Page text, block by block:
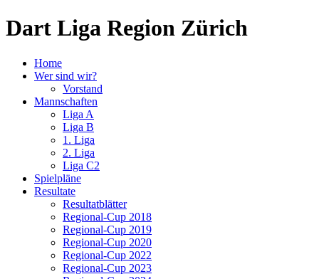
Dart Liga Region Zürich
Home
Wer sind wir?
Vorstand
Mannschaften
Liga A
Liga B
1. Liga
2. Liga
Liga C2
Spielpläne
Resultate
Resultatblätter
Regional-Cup 2018
Regional-Cup 2019
Regional-Cup 2020
Regional-Cup 2022
Regional-Cup 2023